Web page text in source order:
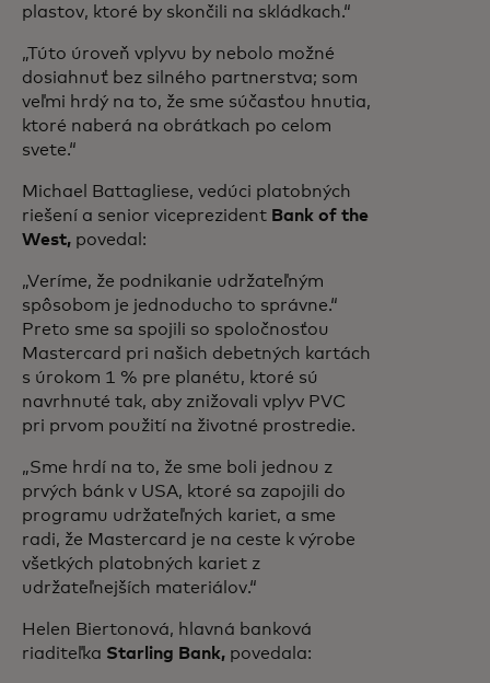
plastov, ktoré by skončili na skládkach.“
„Túto úroveň vplyvu by nebolo možné
dosiahnuť bez silného partnerstva; som
veľmi hrdý na to, že sme súčasťou hnutia,
ktoré naberá na obrátkach po celom
svete.“
Michael Battagliese, vedúci platobných
riešení a senior viceprezident Bank of the
West, povedal:
„Veríme, že podnikanie udržateľným
spôsobom je jednoducho to správne.“
Preto sme sa spojili so spoločnosťou
Mastercard pri našich debetných kartách
s úrokom 1 % pre planétu, ktoré sú
navrhnuté tak, aby znižovali vplyv PVC
pri prvom použití na životné prostredie.
„Sme hrdí na to, že sme boli jednou z
prvých bánk v USA, ktoré sa zapojili do
programu udržateľných kariet, a sme
radi, že Mastercard je na ceste k výrobe
všetkých platobných kariet z
udržateľnejších materiálov.“
Helen Biertonová, hlavná banková
riaditeľka Starling Bank, povedala: